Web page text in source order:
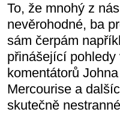
To, že mnohý z
nevěrohodné, ba
sám čerpám
přinášející
komentátorů
Mercourise a
skutečně